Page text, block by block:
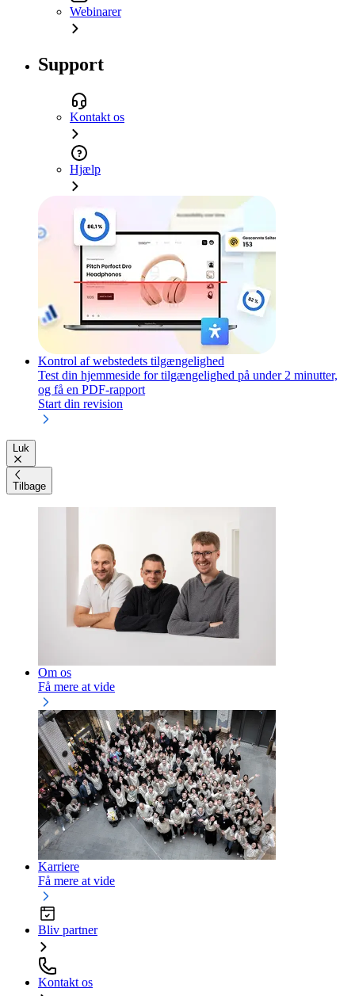
Webinarer
Support
Kontakt os
Hjælp
Kontrol af webstedets tilgængelighed
Test din hjemmeside for tilgængelighed på under 2 minutter,
og få en PDF-rapport
Start din revision
Luk
Tilbage
Om os
Få mere at vide
Karriere
Få mere at vide
Bliv partner
Kontakt os